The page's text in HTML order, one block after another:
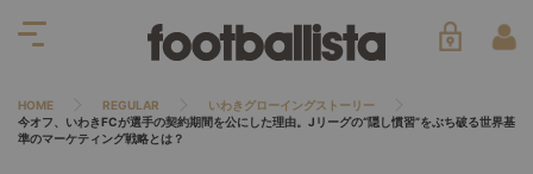
HOME REGULAR
いわきグローイングストーリー
今オフ、いわきFCが選手の契約期間を公にした理由。Jリーグの“隠し慣習”をぶち破る世界基
準のマーケティング戦略とは？